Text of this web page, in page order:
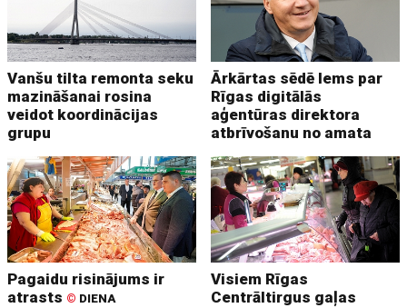
Vanšu tilta remonta seku
mazināšanai rosina
veidot koordinācijas
grupu
Ārkārtas sēdē lems par
Rīgas digitālās
aģentūras direktora
atbrīvošanu no amata
Pagaidu risinājums ir
atrasts © DIENA
Visiem Rīgas
Centrāltirgus gaļas